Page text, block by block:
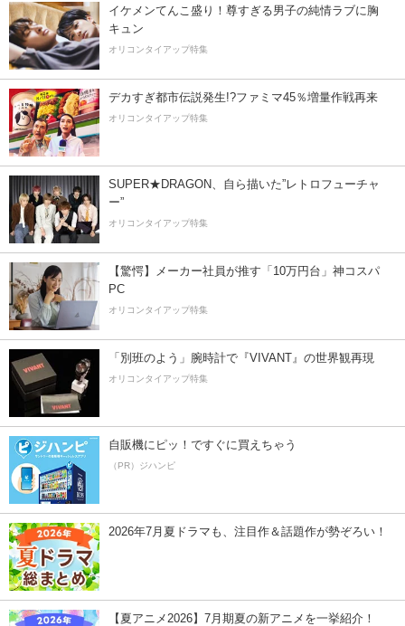
イケメンてんこ盛り！尊すぎる男子の純情ラブに胸
キュン
オリコンタイアップ特集
デカすぎ都市伝説発生!?ファミマ45％増量作戦再来
オリコンタイアップ特集
SUPER★DRAGON、自ら描いた”レトロフューチャ
ー”
オリコンタイアップ特集
【驚愕】メーカー社員が推す「10万円台」神コスパ
PC
オリコンタイアップ特集
「別班のよう」腕時計で『VIVANT』の世界観再現
オリコンタイアップ特集
自販機にピッ！ですぐに買えちゃう
（PR）ジハンピ
2026年7月夏ドラマも、注目作＆話題作が勢ぞろい！
【夏アニメ2026】7月期夏の新アニメを一挙紹介！